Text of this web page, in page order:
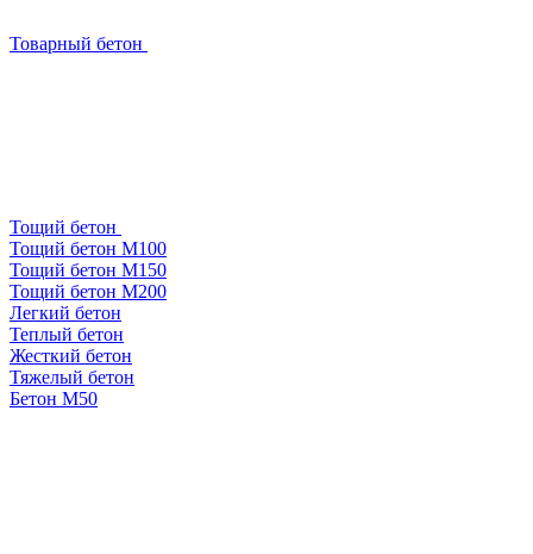
Товарный бетон
Тощий бетон
Тощий бетон М100
Тощий бетон М150
Тощий бетон М200
Легкий бетон
Теплый бетон
Жесткий бетон
Тяжелый бетон
Бетон М50